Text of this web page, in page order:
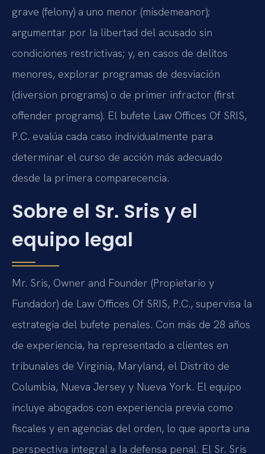
grave (felony) a uno menor (misdemeanor);
argumentar por la libertad del acusado sin
condiciones restrictivas; y, en casos de delitos
menores, explorar programas de desviación
(diversion programs) o de primer infractor (first
offender programs). El bufete Law Offices Of SRIS,
P.C. evalúa cada caso individualmente para
determinar el curso de acción más adecuado
desde la primera comparecencia.
Sobre el Sr. Sris y el
equipo legal
Mr. Sris, Owner and Founder (Propietario y
Fundador) de Law Offices Of SRIS, P.C., supervisa la
estrategia del bufete penales. Con más de 28 años
de experiencia, ha representado a clientes en
tribunales de Virginia, Maryland, el Distrito de
Columbia, Nueva Jersey y Nueva York. El equipo
incluye abogados con experiencia previa como
fiscales y en agencias del orden, lo que aporta una
perspectiva integral a la defensa penal. El Sr. Sris